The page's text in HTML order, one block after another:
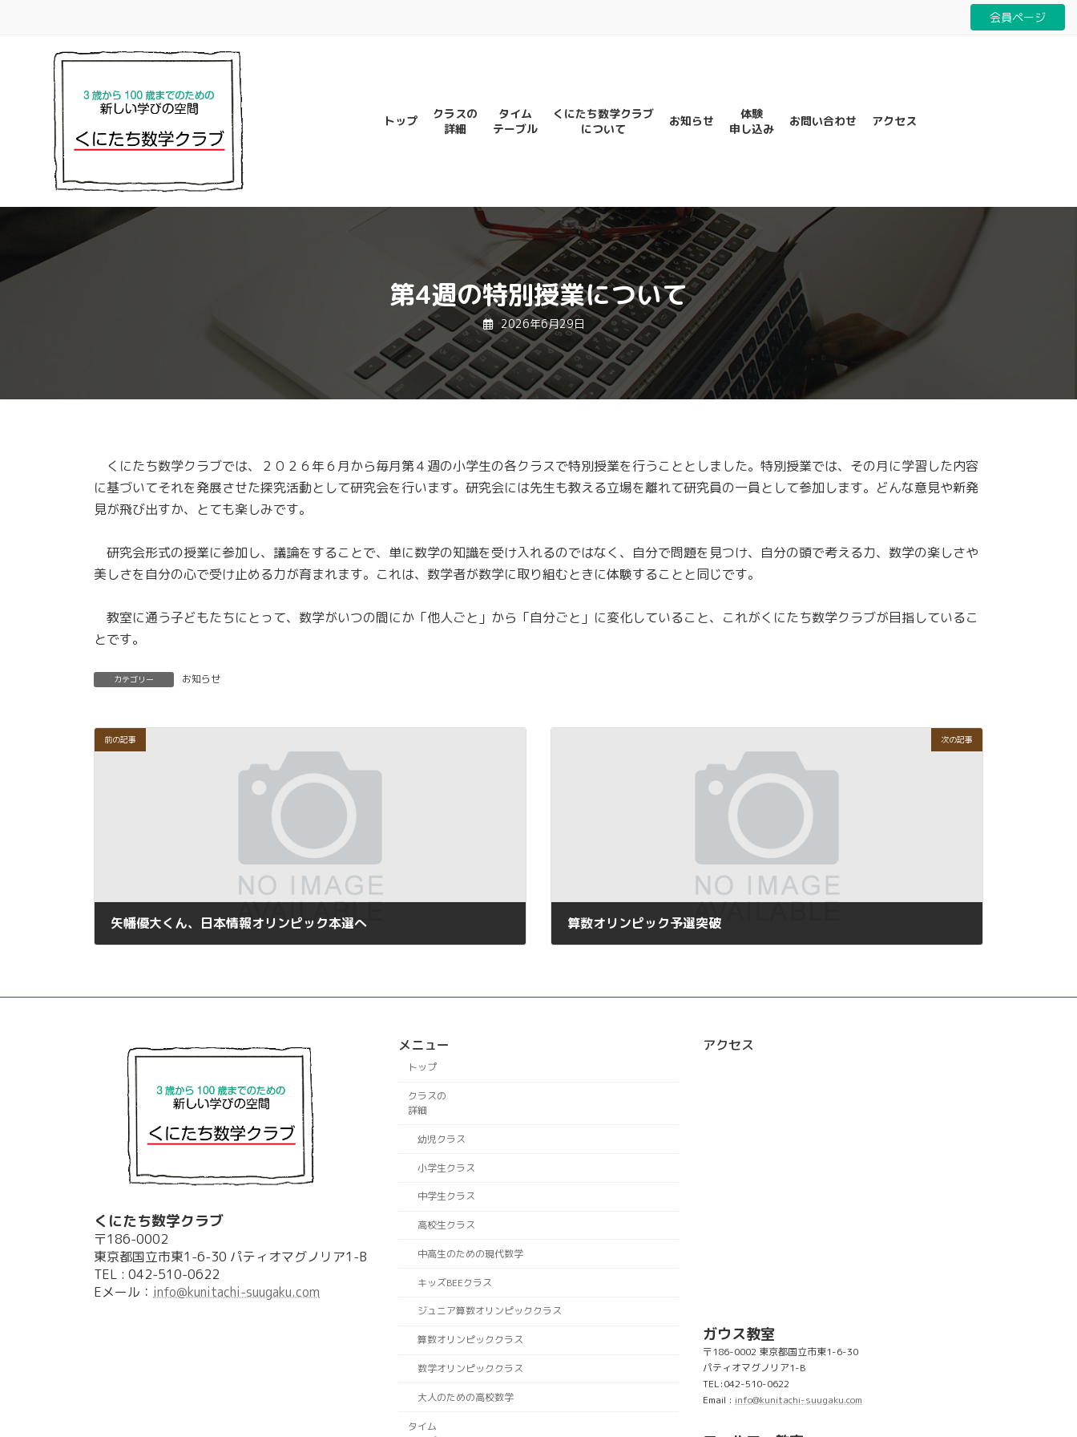
会員ページ
トップ
クラスの
詳細
タイム
テーブル
くにたち数学クラブ
について
お知らせ
体験
申し込み
お問い合わせ アクセス
第4週の特別授業について
2026年6月29日
くにたち数学クラブでは、２０２６年６月から毎月第４週の小学生の各クラスで特別授業を行うこととしました。特別授業では、その月に学習した内容
に基づいてそれを発展させた探究活動として研究会を行います。研究会には先生も教える立場を離れて研究員の一員として参加します。どんな意見や新発
見が飛び出すか、とても楽しみです。
研究会形式の授業に参加し、議論をすることで、単に数学の知識を受け入れるのではなく、自分で問題を見つけ、自分の頭で考える力、数学の楽しさや
美しさを自分の心で受け止める力が育まれます。これは、数学者が数学に取り組むときに体験することと同じです。
教室に通う子どもたちにとって、数学がいつの間にか「他人ごと」から「自分ごと」に変化していること、これがくにたち数学クラブが目指しているこ
とです。
カテゴリー お知らせ
前の記事
矢幡優大くん、日本情報オリンピック本選へ
次の記事
算数オリンピック予選突破
くにたち数学クラブ
〒186-0002
東京都国立市東1-6-30 パティオマグノリア1-B
TEL : 042-510-0622
Eメール： info@kunitachi-suugaku.com
メニュー
トップ
クラスの
詳細
幼児クラス
小学生クラス
中学生クラス
高校生クラス
中高生のための現代数学
キッズBEEクラス
ジュニア算数オリンピッククラス
算数オリンピッククラス
数学オリンピッククラス
大人のための高校数学
タイム
アクセス
ガウス教室
〒186-0002 東京都国立市東1-6-30
パティオマグノリア1-B
TEL:042-510-0622
Email : info@kunitachi-suugaku.com